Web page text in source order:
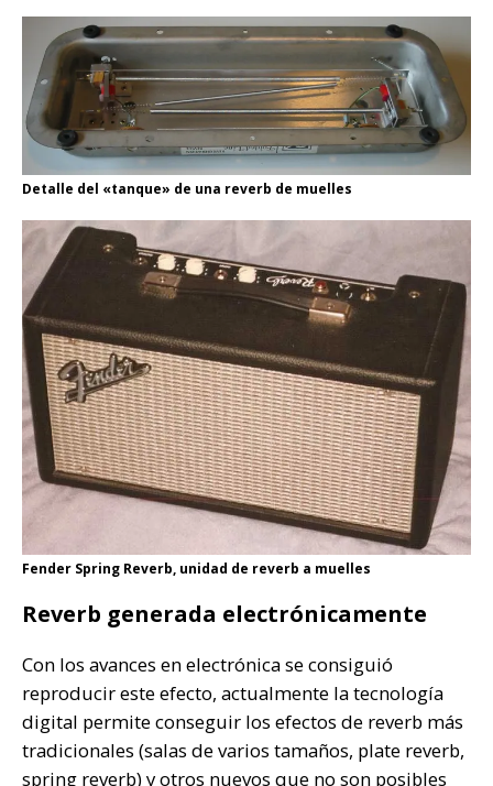
Detalle del «tanque» de una reverb de muelles
Fender Spring Reverb, unidad de reverb a muelles
Reverb generada electrónicamente
Con los avances en electrónica se consiguió
reproducir este efecto, actualmente la tecnología
digital permite conseguir los efectos de reverb más
tradicionales (salas de varios tamaños, plate reverb,
spring reverb) y otros nuevos que no son posibles